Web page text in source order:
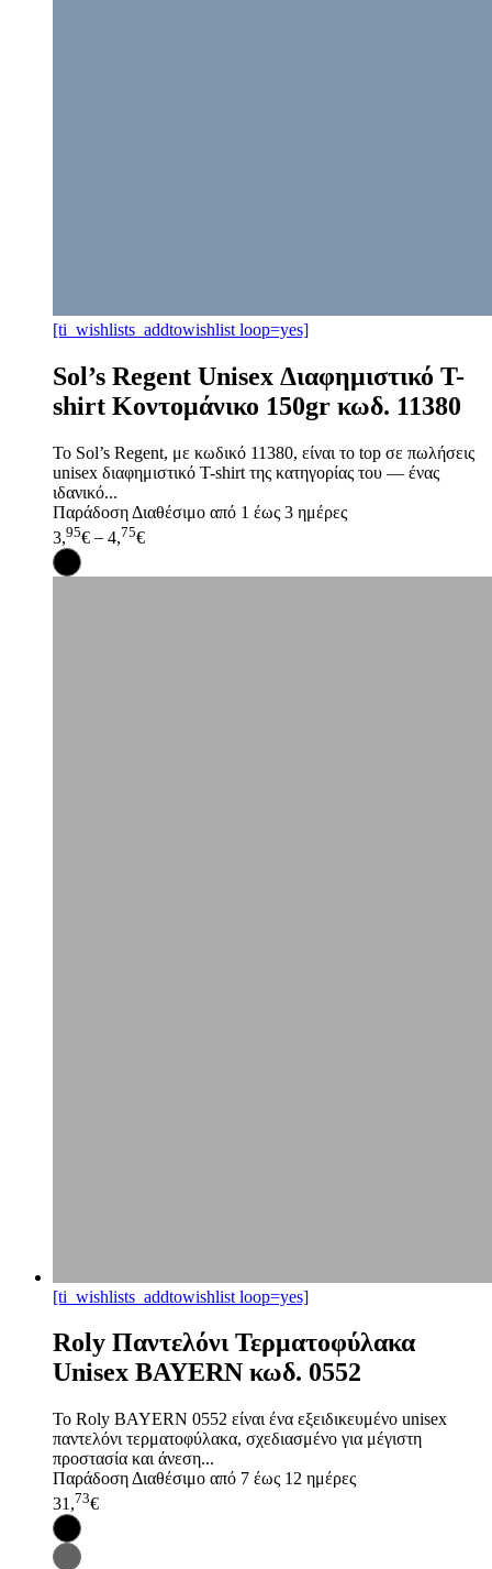
[ti_wishlists_addtowishlist loop=yes]
Sol’s Regent Unisex Διαφημιστικό T-
shirt Κοντομάνικο 150gr κωδ. 11380
Το Sol’s Regent, με κωδικό 11380, είναι το top σε πωλήσεις
unisex διαφημιστικό T-shirt της κατηγορίας του — ένας
ιδανικό...
Παράδοση Διαθέσιμο από 1 έως 3 ημέρες
3,95€ – 4,75€
[ti_wishlists_addtowishlist loop=yes]
Roly Παντελόνι Τερματοφύλακα
Unisex BAYERN κωδ. 0552
Το Roly BAYERN 0552 είναι ένα εξειδικευμένο unisex
παντελόνι τερματοφύλακα, σχεδιασμένο για μέγιστη
προστασία και άνεση...
Παράδοση Διαθέσιμο από 7 έως 12 ημέρες
31,73€